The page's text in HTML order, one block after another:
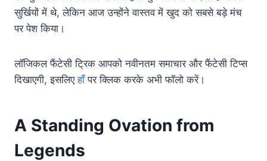
सुर्खियों में थे, लेकिन आज उन्होंने वास्तव में खुद को सबसे बड़े मंच
पर पेश किया।
लॉजिकल फैंटेसी ट्रिक आपको नवीनतम समाचार और फैंटेसी टिप्स
दिखाएगी, इसलिएहाँपर क्लिक करके अभी फॉलो करें।
A Standing Ovation from
Legends